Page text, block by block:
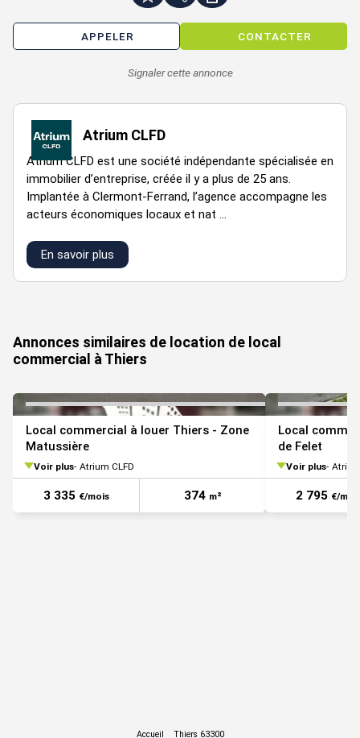
APPELER CONTACTER
Signaler cette annonce
Atrium CLFD
Atrium CLFD est une société indépendante spécialisée en
immobilier d’entreprise, créée il y a plus de 25 ans.
Implantée à Clermont-Ferrand, l’agence accompagne les
acteurs économiques locaux et nat ...
En savoir plus
Annonces similaires de location de local
commercial à Thiers
Local commercial à louer Thiers - Zone
Matussière
Voir plus Atrium CLFD
3 335 €/mois 374 m²
Local
de Felet
Voir plus
2 795 €/